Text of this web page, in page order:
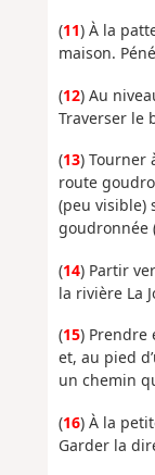
(11) À la
maison.
(12) Au
Traverser le
(13) Tourner
route
(peu visible)
goudronnée
(14) Partir
la rivière La
(15) Prendre
et, au pied
un chemin
(16) À la
Garder la